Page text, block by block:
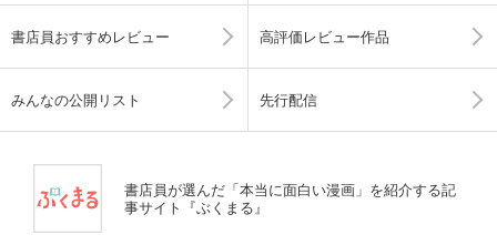
書店員おすすめレビュー 高評価レビュー作品
みんなの公開リスト 先行配信
書店員が選んだ「本当に面白い漫画」を紹介する記
事サイト『ぶくまる』